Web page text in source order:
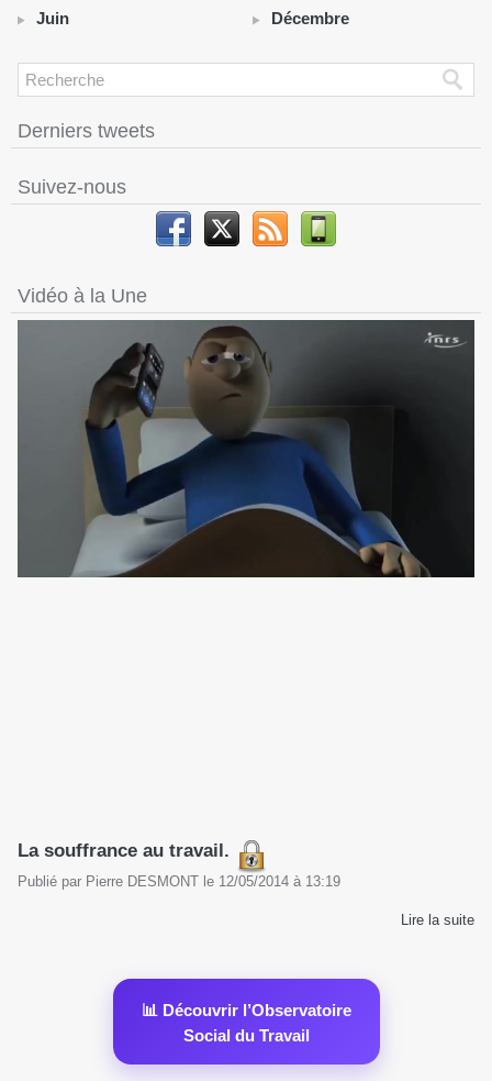
Juin
Décembre
Derniers tweets
Suivez-nous
Vidéo à la Une
La souffrance au travail.
Publié par Pierre DESMONT le 12/05/2014 à 13:19
Lire la suite
📊 Découvrir l’Observatoire
Social du Travail